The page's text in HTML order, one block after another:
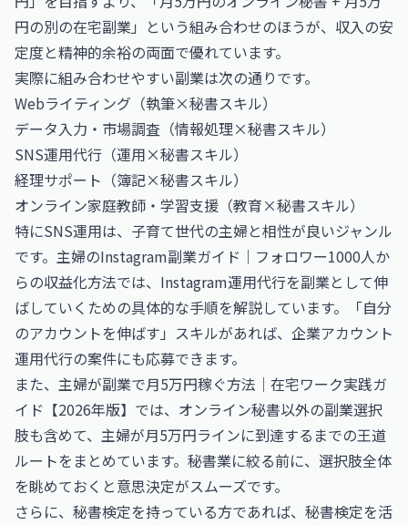
円の別の在宅副業」という組み合わせのほうが、収入の安
定度と精神的余裕の両面で優れています。
実際に組み合わせやすい副業は次の通りです。
Webライティング（執筆×秘書スキル）
データ入力・市場調査（情報処理×秘書スキル）
SNS運用代行（運用×秘書スキル）
経理サポート（簿記×秘書スキル）
オンライン家庭教師・学習支援（教育×秘書スキル）
特にSNS運用は、子育て世代の主婦と相性が良いジャンル
です。 主婦のInstagram副業ガイド｜フォロワー1000人か
らの収益化方法では、Instagram運用代行を副業として伸
ばしていくための具体的な手順を解説しています。「自分
のアカウントを伸ばす」スキルがあれば、企業アカウント
運用代行の案件にも応募できます。
また、 主婦が副業で月5万円稼ぐ方法｜在宅ワーク実践ガ
イド【2026年版】 では、オンライン秘書以外の副業選択
肢も含めて、主婦が月5万円ラインに到達するまでの王道
ルートをまとめています。秘書業に絞る前に、選択肢全体
を眺めておくと意思決定がスムーズです。
さらに、秘書検定を持っている方であれば、 秘書検定を活